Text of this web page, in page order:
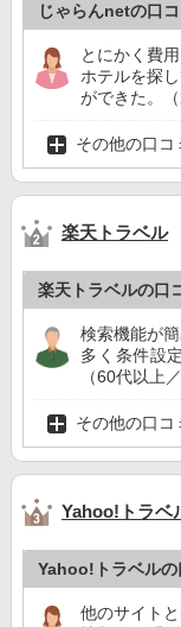
じゃらんnetの口
とにかく費
ホテルを探
ができた。（
その他の口コ
楽天トラベル
楽天トラベルの口
検索機能が
多く条件設
（60代以上
その他の口コ
Yahoo!トラベ
Yahoo!トラベルの
他のサイト